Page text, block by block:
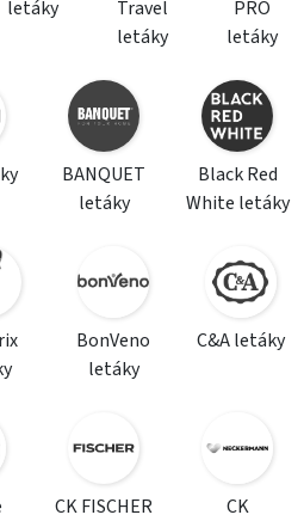
letáky
Travel
letáky
PRO
letáky
BANQUET
letáky
Black Red
White letáky
BonVeno
letáky
C&A letáky
CK FISCHER
CK